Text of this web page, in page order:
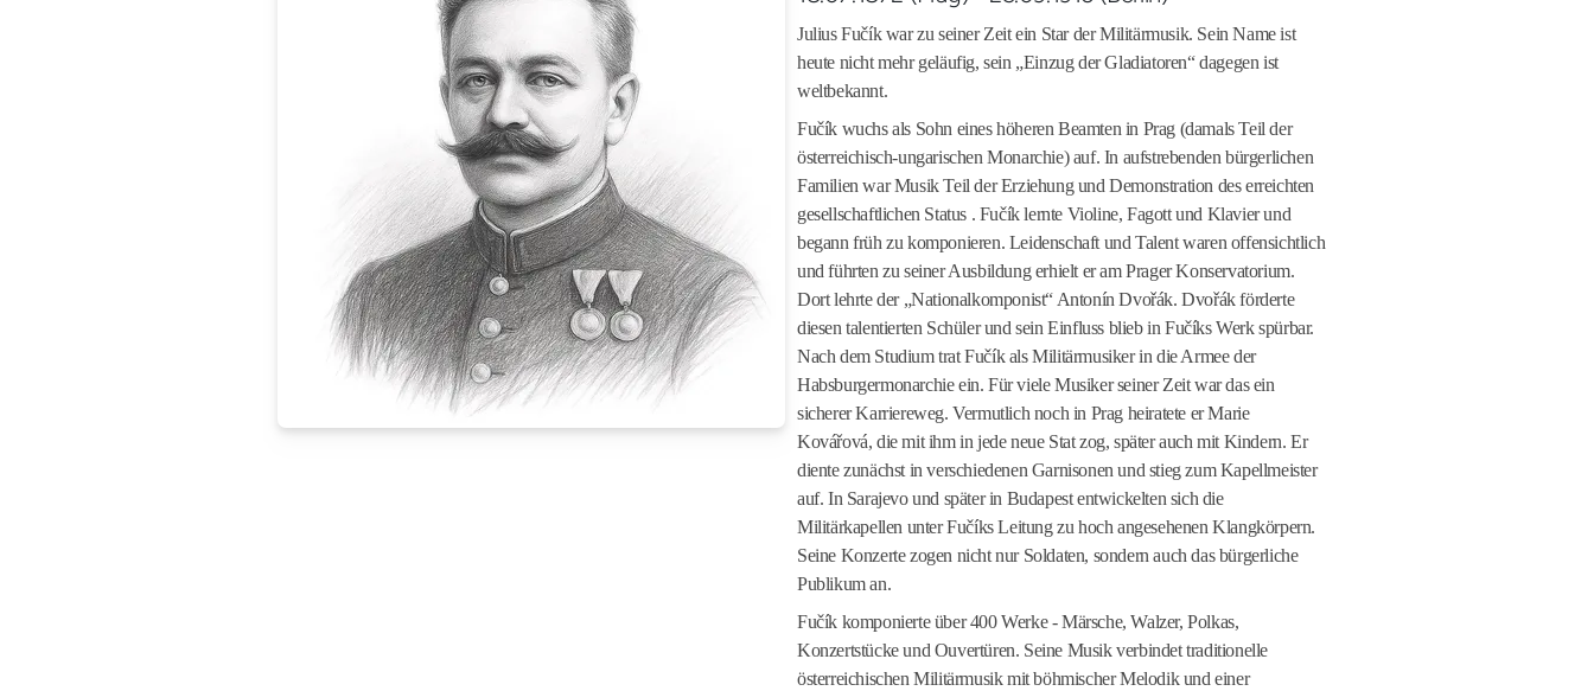
Julius Fučík war zu seiner Zeit ein Star der Militärmusik. Sein Name ist
heute nicht mehr geläufig, sein „Einzug der Gladiatoren“ dagegen ist
weltbekannt.
Fučík wuchs als Sohn eines höheren Beamten in Prag (damals Teil der
österreichisch-ungarischen Monarchie) auf. In aufstrebenden bürgerlichen
Familien war Musik Teil der Erziehung und Demonstration des erreichten
gesellschaftlichen Status . Fučík lernte Violine, Fagott und Klavier und
begann früh zu komponieren. Leidenschaft und Talent waren offensichtlich
und führten zu seiner Ausbildung erhielt er am Prager Konservatorium.
Dort lehrte der „Nationalkomponist“ Antonín Dvořák. Dvořák förderte
diesen talentierten Schüler und sein Einfluss blieb in Fučíks Werk spürbar.
Nach dem Studium trat Fučík als Militärmusiker in die Armee der
Habsburgermonarchie ein. Für viele Musiker seiner Zeit war das ein
sicherer Karriereweg. Vermutlich noch in Prag heiratete er Marie
Kovářová, die mit ihm in jede neue Stat zog, später auch mit Kindern. Er
diente zunächst in verschiedenen Garnisonen und stieg zum Kapellmeister
auf. In Sarajevo und später in Budapest entwickelten sich die
Militärkapellen unter Fučíks Leitung zu hoch angesehenen Klangkörpern.
Seine Konzerte zogen nicht nur Soldaten, sondern auch das bürgerliche
Publikum an.
Fučík komponierte über 400 Werke - Märsche, Walzer, Polkas,
Konzertstücke und Ouvertüren. Seine Musik verbindet traditionelle
österreichischen Militärmusik mit böhmischer Melodik und einer